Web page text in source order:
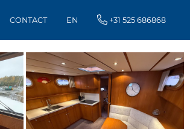
CONTACT EN +31 525 686868